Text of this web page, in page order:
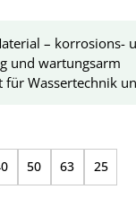
– korrosions-
und wartungsarm
für Wassertechnik
50 63 25